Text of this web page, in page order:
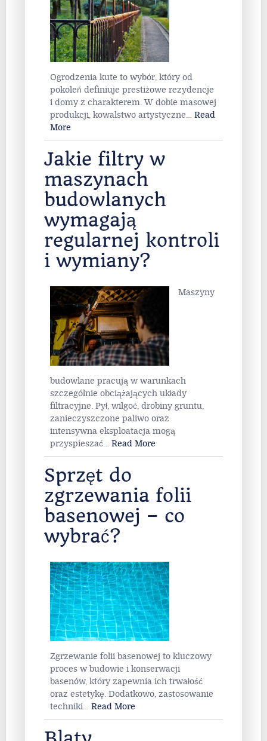
Ogrodzenia kute to wybór, który od
pokoleń definiuje prestiżowe rezydencje
i domy z charakterem. W dobie masowej
produkcji, kowalstwo artystyczne
More
Jakie filtry w
maszynach
budowlanych
wymagają
regularnej kontroli
i wymiany?
budowlane pracują w warunkach
szczególnie obciążających układy
filtracyjne. Pył, wilgoć, drobiny gruntu,
zanieczyszczone paliwo oraz
intensywna eksploatacja mogą
przyspieszać
Read More
Sprzęt do
zgrzewania folii
basenowej – co
wybrać?
Zgrzewanie folii basenowej to kluczowy
proces w budowie i konserwacji
basenów, który zapewnia ich trwałość
oraz estetykę. Dodatkowo, zastosowanie